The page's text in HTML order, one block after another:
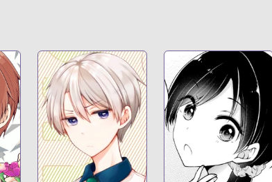
i-think-i-turned-my-childhood-friend-into-a-girl/